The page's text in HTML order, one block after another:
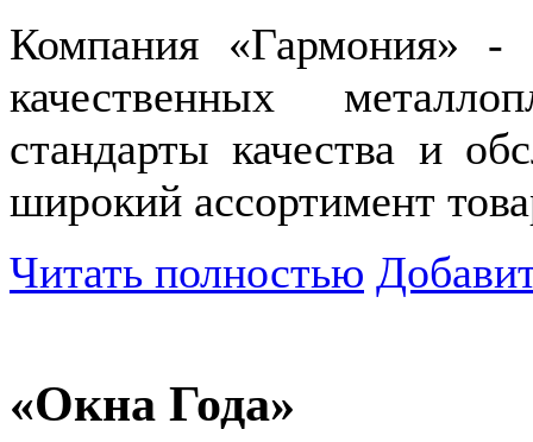
Компания «Гармония» -
качественных
стандарты качества и
широкий ассортимент
Читать полностью
«Окна Года»